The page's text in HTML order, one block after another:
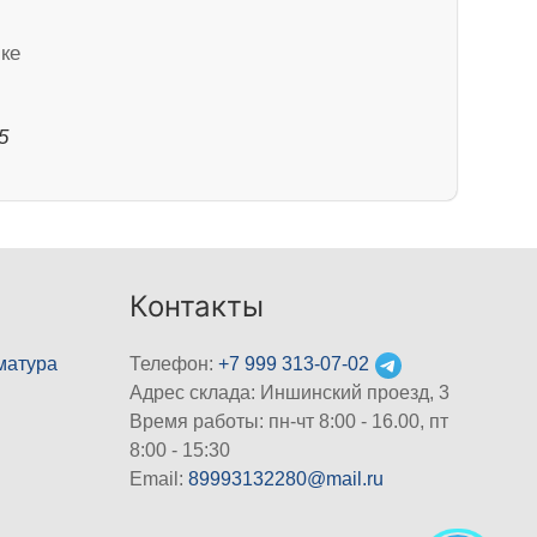
Контакты
Телефон:+7 999 313-07-02
Адрес склада: Иншинский проезд, 3
Время работы: пн-чт 8:00 - 16.00, пт
8:00 - 15:30
Email:89993132280@mail.ru